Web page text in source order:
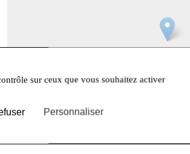
sur ceux que vous souhaitez activer
Personnaliser